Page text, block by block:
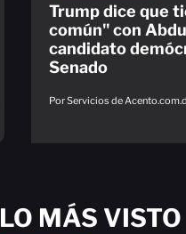
Trump dice que
común" con
candidato
Senado
Por Servicios de
LO MÁS VISTO